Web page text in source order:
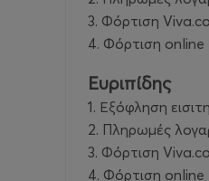
3. Φόρτιση
4. Φόρτιση online
Ευριπίδης
1. Εξόφληση
2. Πληρωμές
3. Φόρτιση
4. Φόρτιση online